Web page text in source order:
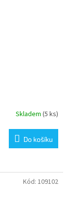
Skladem (5 ks)
Do košíku
Kód: 109102